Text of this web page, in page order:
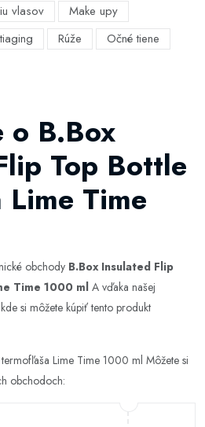
vlasov
Make upy
Rúže Očné tiene
o B.Box
Top Bottle
Time
obchody B.Box Insulated Flip
Time 1000 ml A vďaka našej
si môžete kúpiť tento produkt
Lime Time 1000 ml Môžete si
obchodoch: